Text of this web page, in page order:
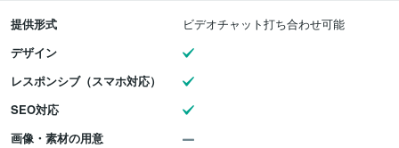
提供形式
ビデオチャット打ち合わせ可能
デザイン
レスポンシブ（スマホ対応）
SEO対応
画像・素材の用意